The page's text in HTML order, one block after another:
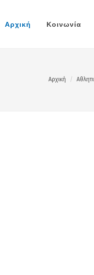
Αρχική Κοινωνία
Αρχική